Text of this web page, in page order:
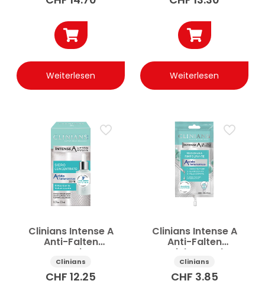
SPF50+ 25ml
Weiterlesen
25ml
Weiterlesen
Clinians Intense A
Anti-Falten
Konzentriertes
Gesichtsserum
Hyaluronsäure 30ml
Clinians
CHF 12.25
Clinians Intense A
Anti-Falten
Gesichtsmaske
Hyaluronsäure 15ml
Clinians
CHF 3.85